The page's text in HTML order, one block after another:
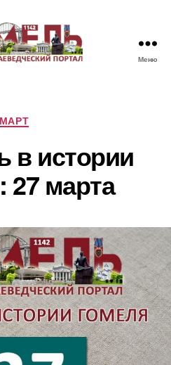
даты
Гомеля
Меню
Рубрики
МАРТ
в истории
27 марта